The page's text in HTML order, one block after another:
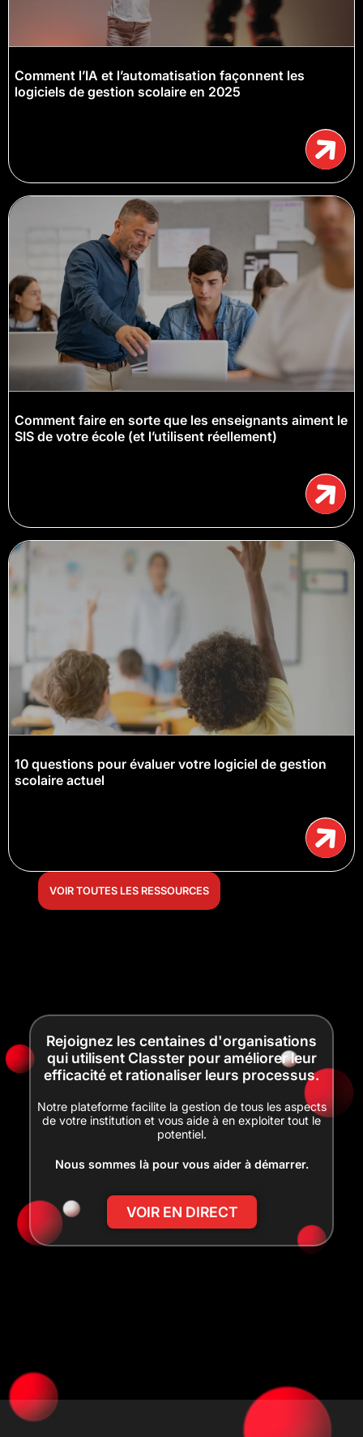
Comment l’IA et l’automatisation façonnent les
logiciels de gestion scolaire en 2025
Comment faire en sorte que les enseignants aiment le
SIS de votre école (et l’utilisent réellement)
10 questions pour évaluer votre logiciel de gestion
scolaire actuel
VOIR TOUTES LES RESSOURCES
Rejoignez les centaines d'organisations
qui utilisent Classter pour améliorer leur
efficacité et rationaliser leurs processus.
Notre plateforme facilite la gestion de tous les aspects
de votre institution et vous aide à en exploiter tout le
potentiel.
Nous sommes là pour vous aider à démarrer.
VOIR EN DIRECT